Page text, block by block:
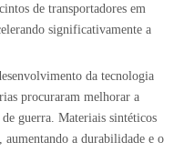
de transportadores em
significativamente a
da tecnologia
procuraram melhorar a
guerra. Materiais sintéticos
a durabilidade e o